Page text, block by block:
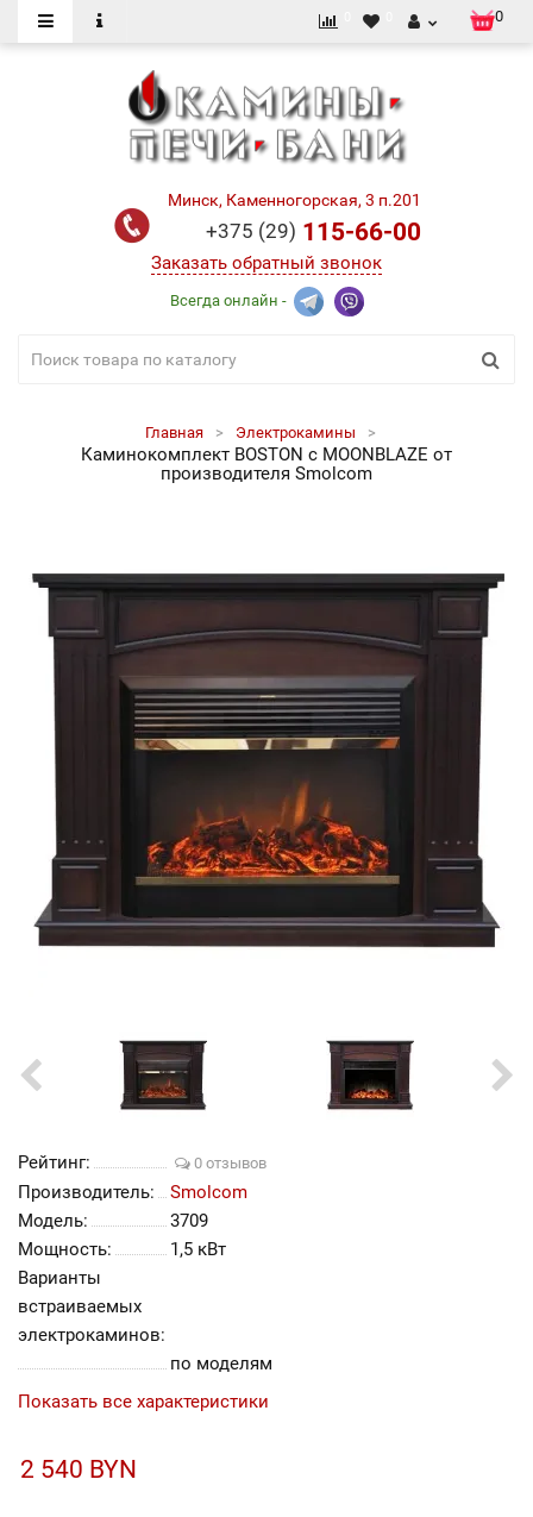
0
Минск, Каменногорская, 3 п.201
+375 (29) 115-66-00
Заказать обратный звонок
Всегда онлайн -
Главная Электрокамины
Каминокомплект BOSTON с MOONBLAZE от
производителя Smolcom
Рейтинг: 0 отзывов
Производитель:
Smolcom
Модель:
3709
Мощность:
1,5 кВт
Варианты
встраиваемых
электрокаминов:
по моделям
Показать все характеристики
2 540 BYN